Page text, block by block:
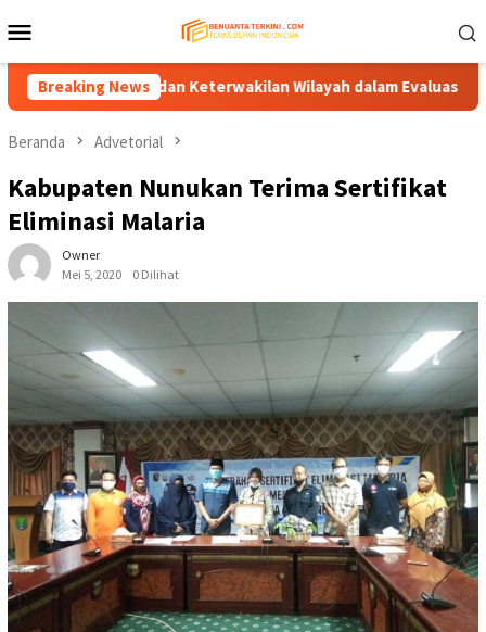
ke
Mobile
Breaking News
dan Keterwakilan Wilayah dalam Evaluasi
Beranda Advetorial
Kabupaten Nunukan Terima Sertifikat
Eliminasi Malaria
Owner
Mei 5, 2020
0 Dilihat